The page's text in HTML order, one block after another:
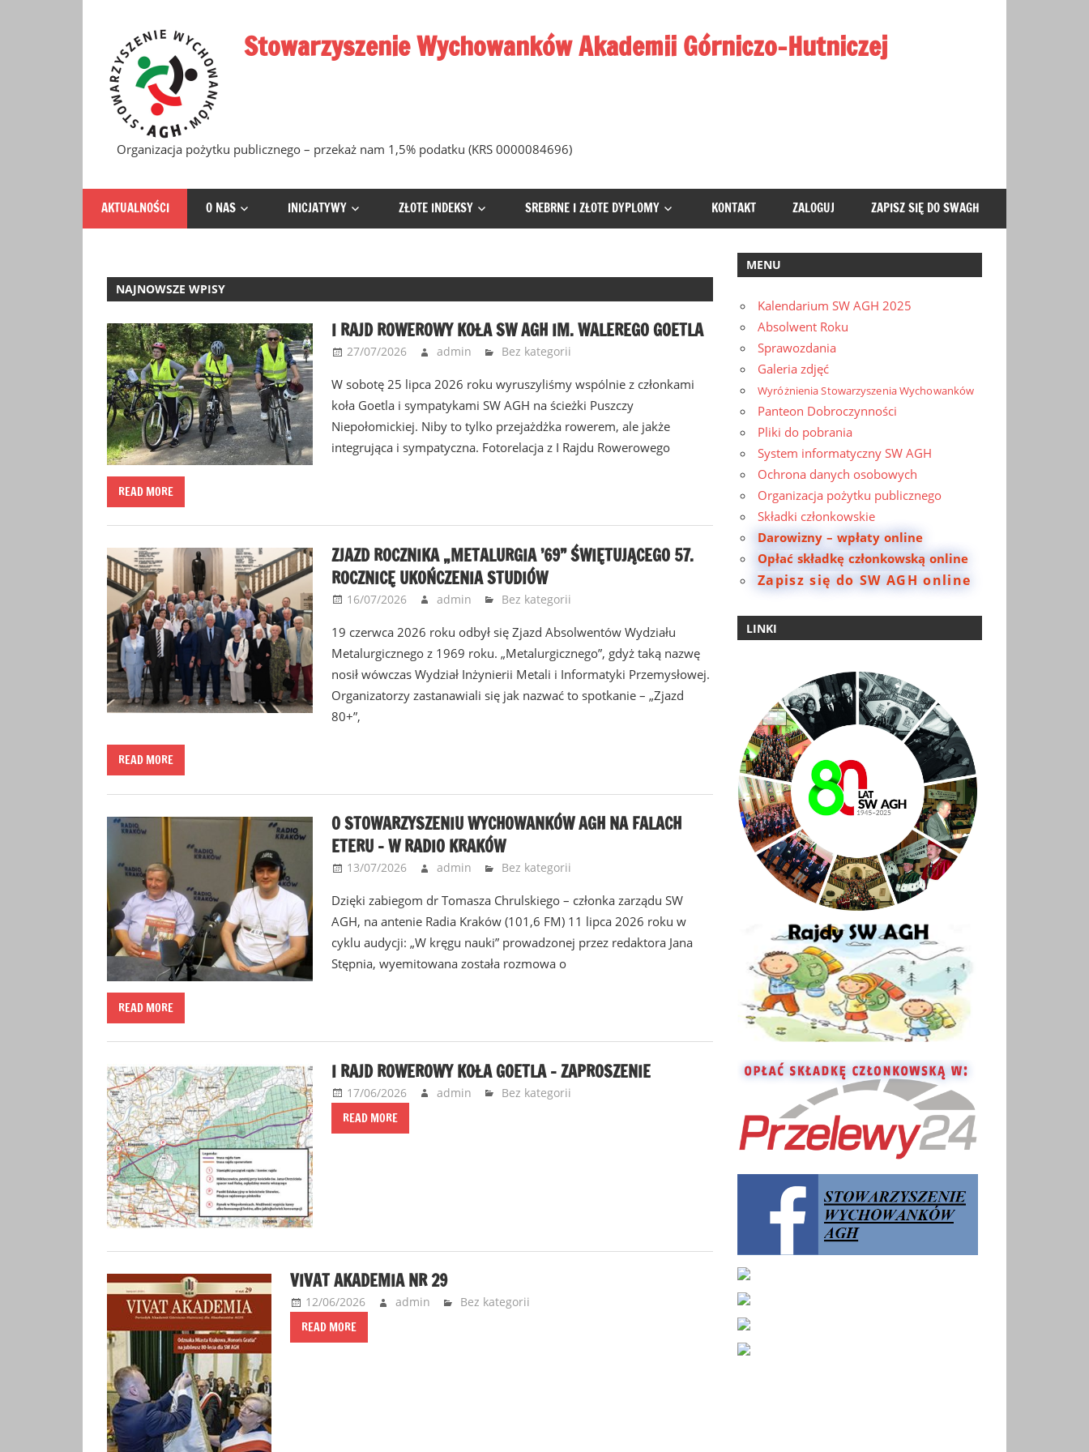
content
Stowarzyszenie Wychowanków Akademii Górniczo-Hutniczej
Organizacja pożytku publicznego – przekaż nam 1,5% podatku (KRS 0000084696)
AKTUALNOŚCI O NAS INICJATYWY ZŁOTE INDEKSY SREBRNE I ZŁOTE DYPLOMY KONTAKT ZALOGUJ ZAPISZ SIĘ DO SWAGH
NAJNOWSZE WPISY
I RAJD ROWEROWY KOŁA SW AGH IM. WALEREGO GOETLA
27/07/2026 admin Bez kategorii
W sobotę 25 lipca 2026 roku wyruszyliśmy wspólnie z członkami
koła Goetla i sympatykami SW AGH na ścieżki Puszczy
Niepołomickiej. Niby to tylko przejażdżka rowerem, ale jakże
integrująca i sympatyczna. Fotorelacja z I Rajdu Rowerowego
READ MORE
ZJAZD ROCZNIKA „METALURGIA ’69” ŚWIĘTUJĄCEGO 57.
ROCZNICĘ UKOŃCZENIA STUDIÓW
16/07/2026 admin Bez kategorii
19 czerwca 2026 roku odbył się Zjazd Absolwentów Wydziału
Metalurgicznego z 1969 roku. „Metalurgicznego”, gdyż taką nazwę
nosił wówczas Wydział Inżynierii Metali i Informatyki Przemysłowej.
Organizatorzy zastanawiali się jak nazwać to spotkanie – „Zjazd
80+”,
READ MORE
O STOWARZYSZENIU WYCHOWANKÓW AGH NA FALACH
ETERU – W RADIO KRAKÓW
13/07/2026 admin Bez kategorii
Dzięki zabiegom dr Tomasza Chrulskiego – członka zarządu SW
AGH, na antenie Radia Kraków (101,6 FM) 11 lipca 2026 roku w
cyklu audycji: „W kręgu nauki” prowadzonej przez redaktora Jana
Stępnia, wyemitowana została rozmowa o
READ MORE
I RAJD ROWEROWY KOŁA GOETLA – ZAPROSZENIE
17/06/2026 admin Bez kategorii
READ MORE
VIVAT AKADEMIA NR 29
12/06/2026 admin Bez kategorii
READ MORE
MENU
Kalendarium SW AGH 2025
Absolwent Roku
Sprawozdania
Galeria zdjęć
Wyróżnienia Stowarzyszenia Wychowanków
Panteon Dobroczynności
Pliki do pobrania
System informatyczny SW AGH
Ochrona danych osobowych
Organizacja pożytku publicznego
Składki członkowskie
Darowizny – wpłaty online
Opłać składkę członkowską online
Zapisz się do SW AGH online
LINKI